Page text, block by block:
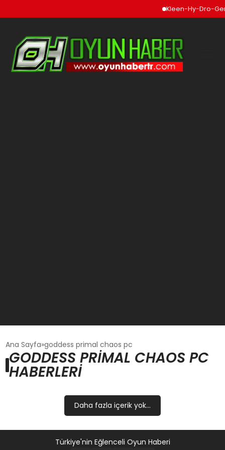
Kleen-Hy-Dro-Gen
GÜNCEL
OYUN HABERLERI
EĞITIM
Ana Sayfa goddess primal chaos pc
GODDESS PRIMAL CHAOS PC
HABERLERI
Daha fazla içerik yok...
Türkiye'nin Eğlenceli Oyun Haberi